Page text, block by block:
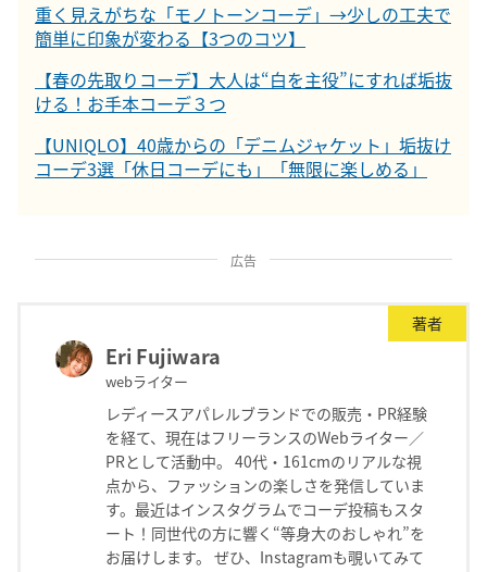
重く見えがちな「モノトーンコーデ」→少しの工夫で
簡単に印象が変わる【3つのコツ】
【春の先取りコーデ】大人は“白を主役”にすれば垢抜
ける！お手本コーデ３つ
【UNIQLO】40歳からの「デニムジャケット」垢抜け
コーデ3選「休日コーデにも」「無限に楽しめる」
広告
著者
Eri Fujiwara
webライター
レディースアパレルブランドでの販売・PR経験
を経て、現在はフリーランスのWebライター／
PRとして活動中。 40代・161cmのリアルな視
点から、ファッションの楽しさを発信していま
す。最近はインスタグラムでコーデ投稿もスタ
ート！同世代の方に響く“等身大のおしゃれ”を
お届けします。 ぜひ、Instagramも覗いてみて